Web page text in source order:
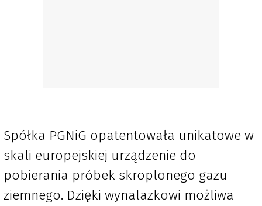
Spółka PGNiG opatentowała unikatowe w
skali europejskiej urządzenie do
pobierania próbek skroplonego gazu
ziemnego. Dzięki wynalazkowi możliwa